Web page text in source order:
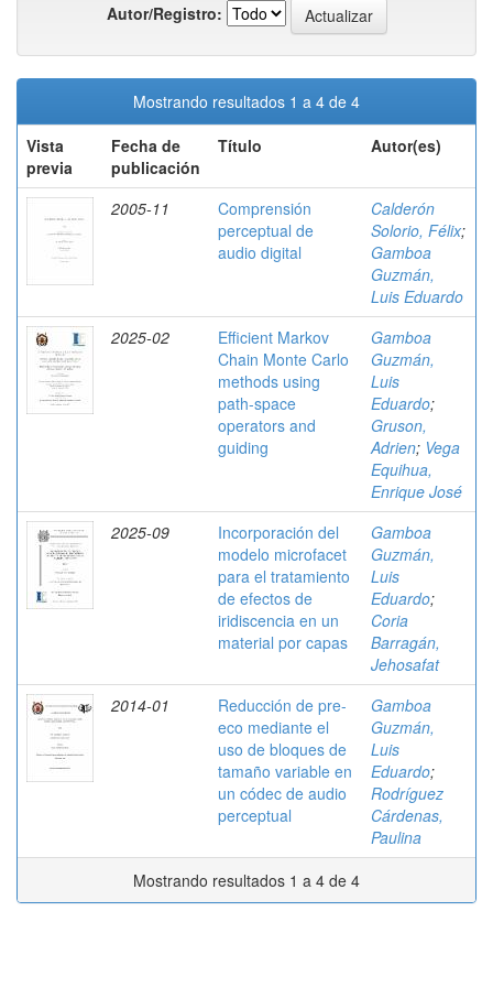
Autor/Registro:
Mostrando resultados 1 a 4 de 4
Vista
previa
Fecha de
publicación
Título Autor(es)
2005-11
Comprensión
perceptual de
audio digital
Calderón
Solorio, Félix;
Gamboa
Guzmán,
Luis Eduardo
2025-02
Efficient Markov
Chain Monte Carlo
methods using
path-space
operators and
guiding
Gamboa
Guzmán,
Luis
Eduardo;
Gruson,
Adrien; Vega
Equihua,
Enrique José
2025-09
Incorporación del
modelo microfacet
para el tratamiento
de efectos de
iridiscencia en un
material por capas
Gamboa
Guzmán,
Luis
Eduardo;
Coria
Barragán,
Jehosafat
2014-01
Reducción de pre-
eco mediante el
uso de bloques de
tamaño variable en
un códec de audio
perceptual
Gamboa
Guzmán,
Luis
Eduardo;
Rodríguez
Cárdenas,
Paulina
Mostrando resultados 1 a 4 de 4